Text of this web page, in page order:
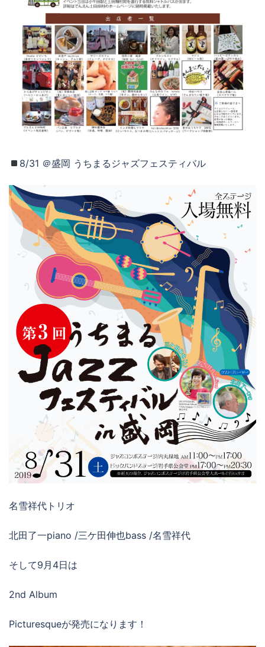
8/31 ＠盛岡 うちまるジャズフェスティバル
名雪祥代トリオ
北田了一piano /三ケ田伸也bass /名雪祥代
そして9月4日は
2nd Album
Picturesqueが発売になります！